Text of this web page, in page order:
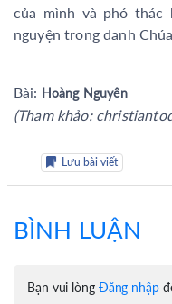
của mình và phó thác
nguyện trong danh
Bài: Hoàng Nguyên
(Tham khảo:
Lưu bài viết
BÌNH LUẬN
Bạn vui lòng Đăng nhập